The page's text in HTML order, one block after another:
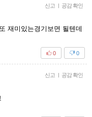
신고 공감 확인
재미있는경기보면 될텐데
0
0
신고 공감 확인